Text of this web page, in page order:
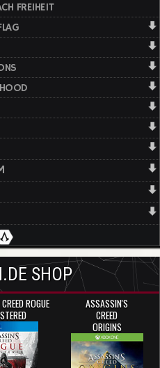
FREIHEIT
SHOP
ROGUE
ASSASSIN'S
CREED
ORIGINS